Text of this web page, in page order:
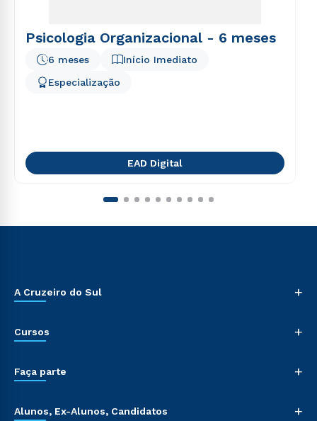
Psicologia Organizacional - 6 meses
Início Imediato
6 meses
Especialização
EAD Digital
A Cruzeiro do Sul +
Cursos +
Faça parte +
Alunos, Ex-Alunos, Candidatos +